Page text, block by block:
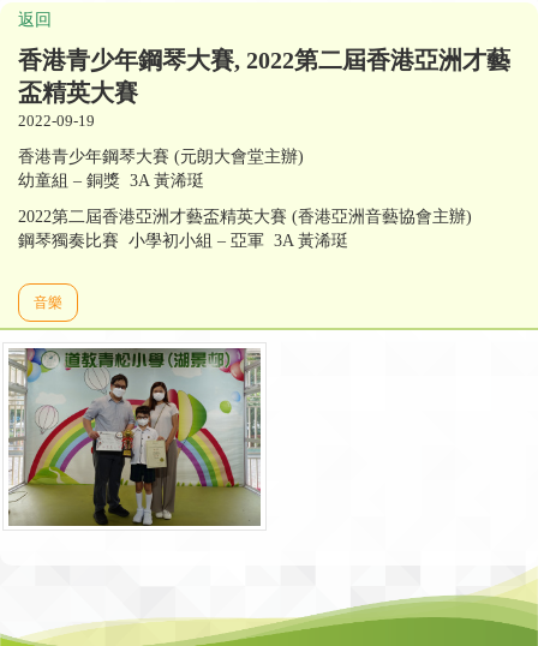
返回
香港青少年鋼琴大賽, 2022第二屆香港亞洲才藝
盃精英大賽
2022-09-19
香港青少年鋼琴大賽 (元朗大會堂主辦)
幼童組 – 銅獎 3A 黃浠珽
2022第二屆香港亞洲才藝盃精英大賽 (香港亞洲音藝協會主辦)
鋼琴獨奏比賽 小學初小組 – 亞軍 3A 黃浠珽
音樂